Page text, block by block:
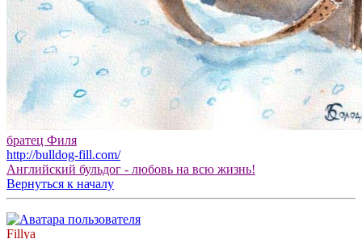
братец Филя
http://bulldog-fill.com/
Английский бульдог - любовь на всю жизнь!
Вернуться к началу
Fillya